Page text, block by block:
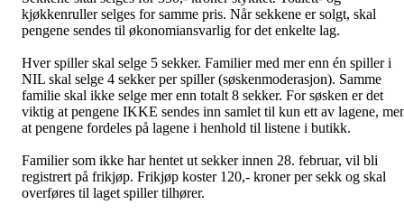
kjøkkenruller selges for samme pris. Når sekkene er solgt, skal
pengene sendes til økonomiansvarlig for det enkelte lag.
Hver spiller skal selge 5 sekker. Familier med mer enn én spiller i
NIL skal selge 4 sekker per spiller (søskenmoderasjon). Samme
familie skal ikke selge mer enn totalt 8 sekker. For søsken er det
viktig at pengene IKKE sendes inn samlet til kun ett av lagene,
at pengene fordeles på lagene i henhold til listene i butikk.
Familier som ikke har hentet ut sekker innen 28. februar, vil bli
registrert på frikjøp. Frikjøp koster 120,- kroner per sekk og skal
overføres til laget spiller tilhører.